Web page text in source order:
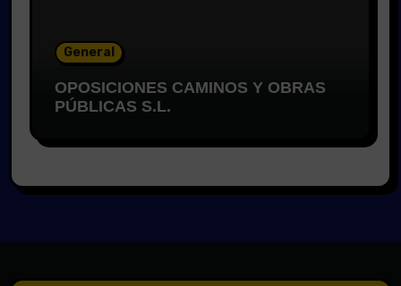
General
OPOSICIONES CAMINOS Y OBRAS
PÚBLICAS S.L.